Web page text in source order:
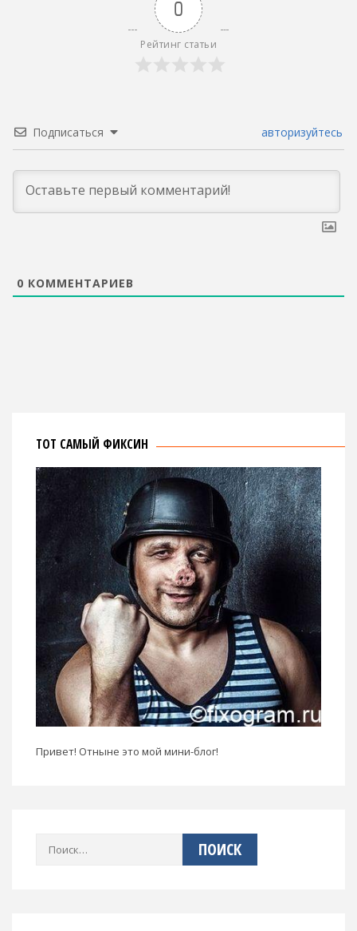
0
Рейтинг статьи
Подписаться авторизуйтесь
0 КОММЕНТАРИЕВ
ТОТ САМЫЙ ФИКСИН
Привет! Отныне это мой мини-блог!
Найти: